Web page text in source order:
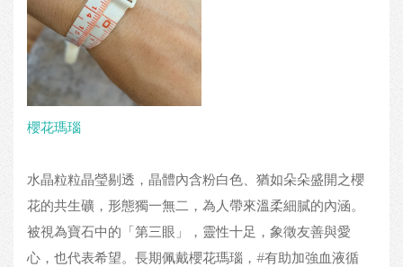
櫻花瑪瑙
水晶粒粒晶瑩剔透，晶體內含粉白色、猶如朵朵盛開之櫻
花的共生礦，形態獨一無二，為人帶來溫柔細膩的內涵。
被視為寶石中的「第三眼」，靈性十足，象徵友善與愛
心，也代表希望。長期佩戴櫻花瑪瑙，#有助加強血液循